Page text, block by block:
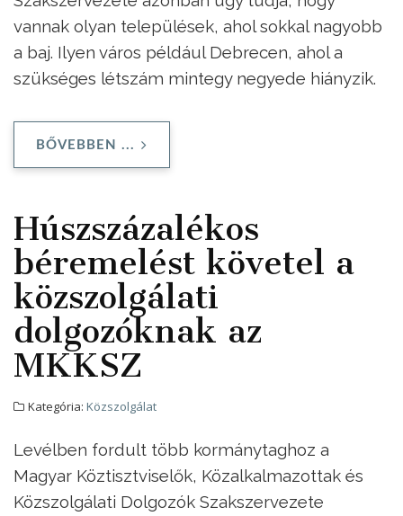
vannak olyan települések, ahol sokkal nagyobb
a baj. Ilyen város például Debrecen, ahol a
szükséges létszám mintegy negyede hiányzik.
BŐVEBBEN ...
Húszszázalékos
béremelést követel a
közszolgálati
dolgozóknak az
MKKSZ
Kategória: Közszolgálat
Levélben fordult több kormánytaghoz a
Magyar Köztisztviselők, Közalkalmazottak és
Közszolgálati Dolgozók Szakszervezete